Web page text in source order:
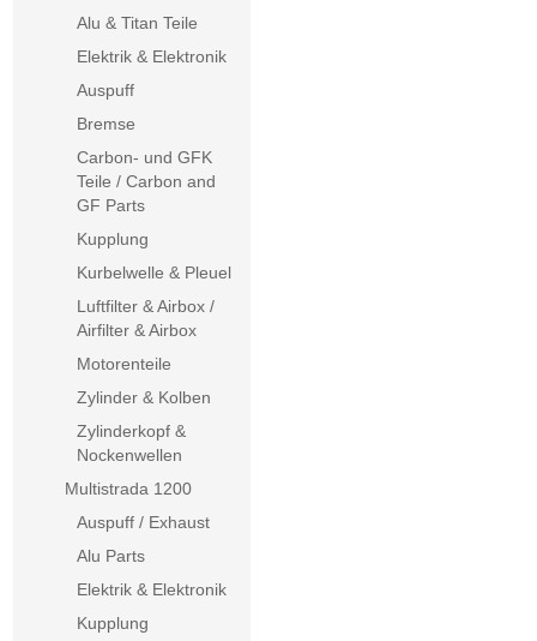
Alu & Titan Teile
Elektrik & Elektronik
Auspuff
Bremse
Carbon- und GFK
Teile / Carbon and
GF Parts
Kupplung
Kurbelwelle & Pleuel
Luftfilter & Airbox /
Airfilter & Airbox
Motorenteile
Zylinder & Kolben
Zylinderkopf &
Nockenwellen
Multistrada 1200
Auspuff / Exhaust
Alu Parts
Elektrik & Elektronik
Kupplung